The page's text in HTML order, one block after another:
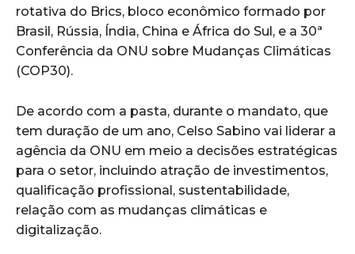
rotativa do Brics, bloco econômico formado por
Brasil, Rússia, Índia, China e África do Sul, e a 30ª
Conferência da ONU sobre Mudanças Climáticas
(COP30).
De acordo com a pasta, durante o mandato, que
tem duração de um ano, Celso Sabino vai liderar a
agência da ONU em meio a decisões estratégicas
para o setor, incluindo atração de investimentos,
qualificação profissional, sustentabilidade,
relação com as mudanças climáticas e
digitalização.